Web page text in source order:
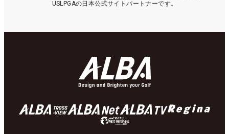
USLPGAの日本公式サイトパートナーです。